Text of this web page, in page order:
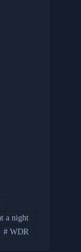
a night
# WDR